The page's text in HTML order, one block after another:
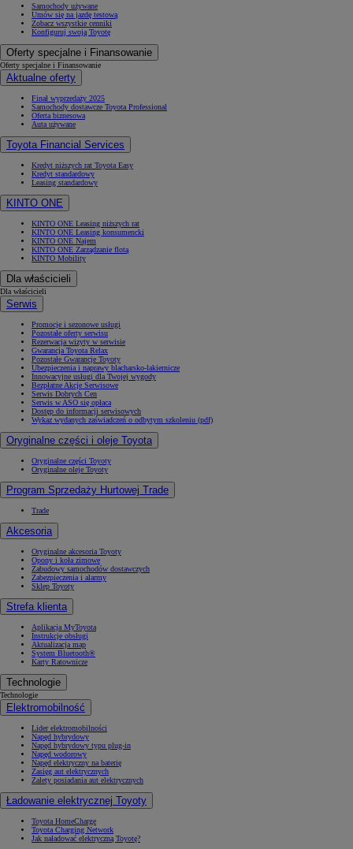
Samochody używane
Umów się na jazdę testową
Zobacz wszystkie cenniki
Konfiguruj swoją Toyotę
Oferty specjalne i Finansowanie
Oferty specjalne i Finansowanie
Aktualne oferty
Finał wyprzedaży 2025
Samochody dostawcze Toyota Professional
Oferta biznesowa
Auta używane
Toyota Financial Services
Kredyt niższych rat Toyota Easy
Kredyt standardowy
Leasing standardowy
KINTO ONE
KINTO ONE Leasing niższych rat
KINTO ONE Leasing konsumencki
KINTO ONE Najem
KINTO ONE Zarządzanie flotą
KINTO Mobility
Dla właścicieli
Dla właścicieli
Serwis
Promocje i sezonowe usługi
Pozostałe oferty serwisu
Rezerwacja wizyty w serwisie
Gwarancja Toyota Relax
Pozostałe Gwarancje Toyoty
Ubezpieczenia i naprawy blacharsko-lakiernicze
Innowacyjne usługi dla Twojej wygody
Bezpłatne Akcje Serwisowe
Serwis Dobrych Cen
Serwis w ASO się opłaca
Dostęp do informacji serwisowych
Wykaz wydanych zaświadczeń o odbytym szkoleniu (pdf)
Oryginalne części i oleje Toyota
Oryginalne części Toyoty
Oryginalne oleje Toyoty
Program Sprzedaży Hurtowej Trade
Trade
Akcesoria
Oryginalne akcesoria Toyoty
Opony i koła zimowe
Zabudowy samochodów dostawczych
Zabezpieczenia i alarmy
Sklep Toyoty
Strefa klienta
Aplikacja MyToyota
Instrukcje obsługi
Aktualizacja map
System Bluetooth®
Karty Ratownicze
Technologie
Technologie
Elektromobilność
Lider elektromobilności
Napęd hybrydowy
Napęd hybrydowy typu plug-in
Napęd wodorowy
Napęd elektryczny na baterię
Zasięg aut elektrycznych
Zalety posiadania aut elektrycznych
Ładowanie elektrycznej Toyoty
Toyota HomeCharge
Toyota Charging Network
Jak naładować elektryczną Toyotę?